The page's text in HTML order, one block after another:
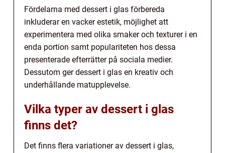
Fördelarna med dessert i glas förbereda
inkluderar en vacker estetik, möjlighet att
experimentera med olika smaker och texturer i en
enda portion samt populariteten hos dessa
presenterade efterrätter på sociala medier.
Dessutom ger dessert i glas en kreativ och
underhållande matupplevelse.
Vilka typer av dessert i glas
finns det?
Det finns flera variationer av dessert i glas,